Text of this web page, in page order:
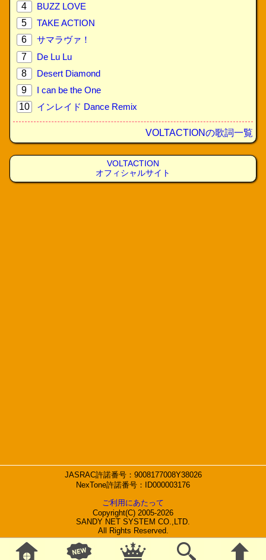
4
BUZZ LOVE
5
TAKE ACTION
6
サマラヴァ！
7
De Lu Lu
8
Desert Diamond
9
I can be the One
10
インレイド Dance Remix
VOLTACTIONの歌詞一覧
VOLTACTION
オフィシャルサイト
JASRAC許諾番号：9008177008Y38026
NexTone許諾番号：ID000003176
ご利用にあたって
Copyright(C) 2005-2026
SANDY NET SYSTEM CO.,LTD.
All Rights Reserved.